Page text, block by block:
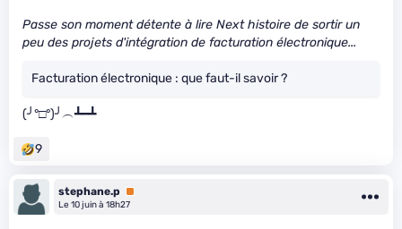
Passe son moment détente à lire Next histoire de sortir un
peu des projets d'intégration de facturation électronique...
Facturation électronique : que faut-il savoir ?
(╯°□°)╯︵┻━┻
9
stephane.p
Premium
Le 10 juin à 18h27